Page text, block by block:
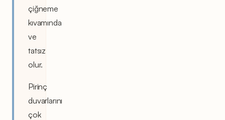
çiğneme
kıvamında
ve
tatsız
olur.
Pirinç
duvarlarını
çok